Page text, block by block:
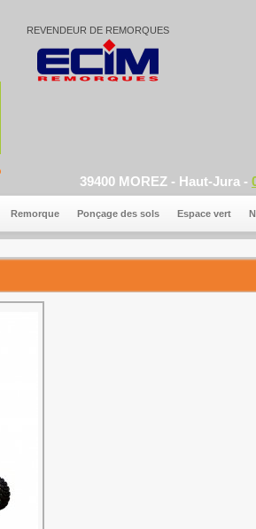
39400 MOREZ - Haut-Jura -
REVENDEUR DE REMORQUES
Remorque Ponçage des sols Espace vert